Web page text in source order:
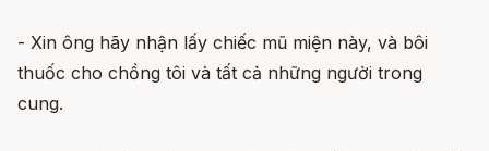
- Xin ông hãy nhận lấy chiếc mũ miện này, và bôi
thuốc cho chồng tôi và tất cả những người trong
cung.